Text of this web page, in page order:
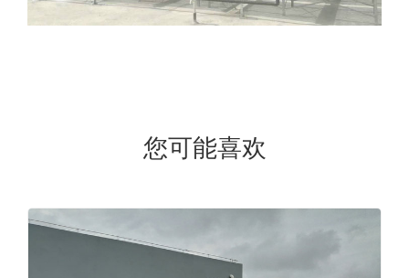
您可能喜欢